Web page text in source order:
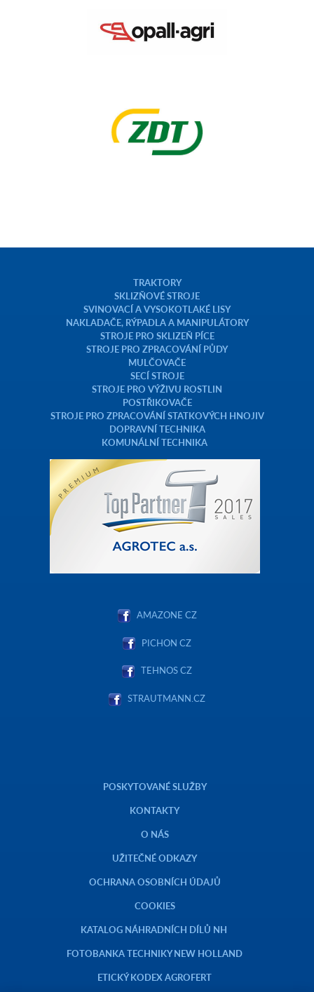
TRAKTORY
SKLIZŇOVÉ STROJE
SVINOVACÍ A VYSOKOTLAKÉ LISY
NAKLADAČE, RÝPADLA A MANIPULÁTORY
STROJE PRO SKLIZEŇ PÍCE
STROJE PRO ZPRACOVÁNÍ PŮDY
MULČOVAČE
SECÍ STROJE
STROJE PRO VÝŽIVU ROSTLIN
POSTŘIKOVAČE
STROJE PRO ZPRACOVÁNÍ STATKOVÝCH HNOJIV
DOPRAVNÍ TECHNIKA
KOMUNÁLNÍ TECHNIKA
AMAZONE CZ
PICHON CZ
TEHNOS CZ
STRAUTMANN.CZ
POSKYTOVANÉ SLUŽBY
KONTAKTY
O NÁS
UŽITEČNÉ ODKAZY
OCHRANA OSOBNÍCH ÚDAJŮ
COOKIES
KATALOG NÁHRADNÍCH DÍLŮ NH
FOTOBANKA TECHNIKY NEW HOLLAND
ETICKÝ KODEX AGROFERT